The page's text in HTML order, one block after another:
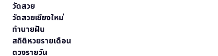
วัดสวย
วัดสวยเชียงใหม่
ทำนายฝัน
สถิติหวยรายเดือน
ดวงรายวัน